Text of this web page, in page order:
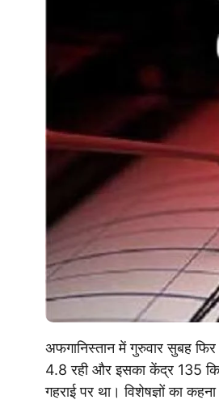
अफगानिस्तान में गुरुवार सुबह
4.8 रही और इसका केंद्र 135
गहराई पर था। विशेषज्ञों का